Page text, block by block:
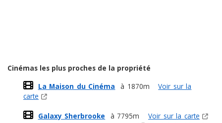
Cinémas les plus proches de la propriété
La Maison du Cinéma
à 1870m
Voir sur la
carte
Galaxy Sherbrooke à 7795m Voir sur la carte